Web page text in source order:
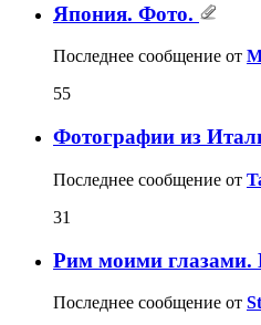
Япония. Фото.
Последнее сообщение от
55
Фотографии из
Последнее сообщение от
31
Рим моими глазами.
Последнее сообщение от